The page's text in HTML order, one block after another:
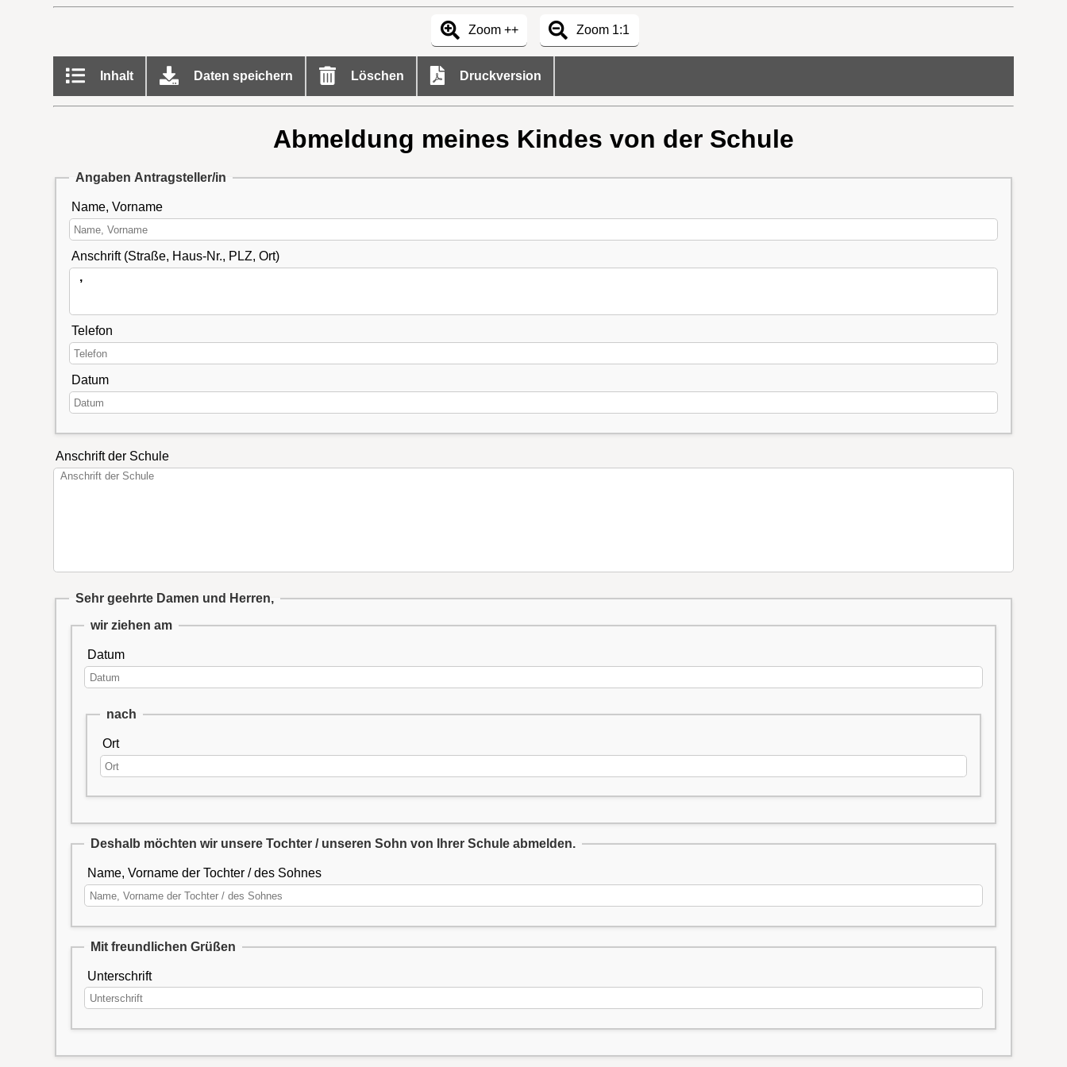
Zoom ++ Zoom 1:1
Inhalt Daten speichern Löschen Druckversion
Abmeldung meines Kindes von der Schule
Angaben Antragsteller/in
Name, Vorname
Anschrift (Straße, Haus-Nr., PLZ, Ort)
Telefon
Datum
Anschrift der Schule
Sehr geehrte Damen und Herren,
wir ziehen am
Datum
nach
Ort
Deshalb möchten wir unsere Tochter / unseren Sohn von Ihrer Schule abmelden.
Name, Vorname der Tochter / des Sohnes
Mit freundlichen Grüßen
Unterschrift